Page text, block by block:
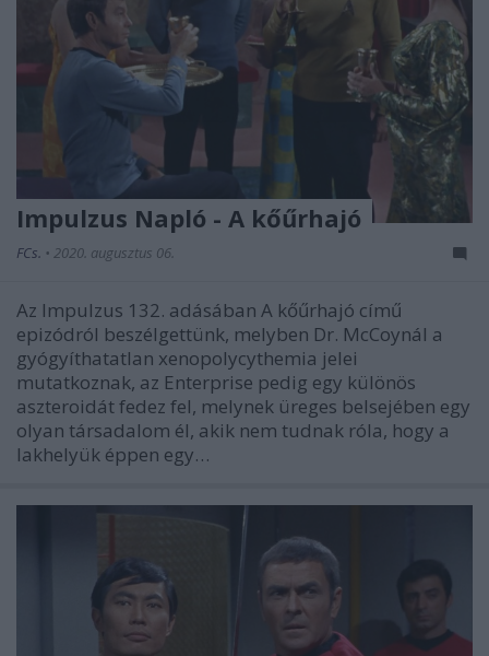
Impulzus Napló - A kőűrhajó
FCs. • 2020. augusztus 06.
Az Impulzus 132. adásában A kőűrhajó című
epizódról beszélgettünk, melyben Dr. McCoynál a
gyógyíthatatlan xenopolycythemia jelei
mutatkoznak, az Enterprise pedig egy különös
aszteroidát fedez fel, melynek üreges belsejében egy
olyan társadalom él, akik nem tudnak róla, hogy a
lakhelyük éppen egy…